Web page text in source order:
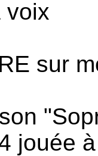
voix
sur
jouée